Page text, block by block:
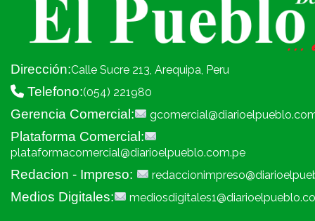
Dirección:Calle Sucre 213, Arequipa, Peru
Telefono:(054) 221980
Gerencia Comercial:
Plataforma Comercial:
plataformacomercial@diarioelpueblo.com.pe
Redacion - Impreso:
Medios Digitales: